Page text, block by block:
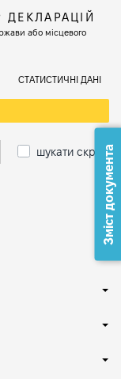
або місцевого
СТАТИСТИЧНІ ДАНІ
шукати скрізьЗміст документа